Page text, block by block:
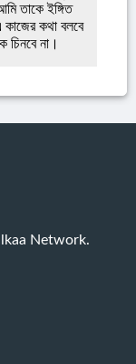
তাকে ইঙ্গিত
কাজের কথা বলবে
চিনবে না।
Network.